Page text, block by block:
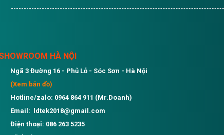
HÀ NỘI
Ngã 3 Đường 16 - Phủ Lỗ - Sóc Sơn - Hà Nội
(Xem bản đồ)
Hotline/zalo: 0964 864 911 (Mr.Doanh)
Email: ldtek2018@gmail.com
Điện thoại: 086 263 5235